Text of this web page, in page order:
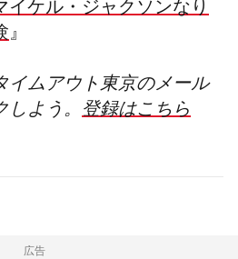
イケル・ジャクソンなり
』
イムアウト東京のメール
しよう。 登録はこちら
広告